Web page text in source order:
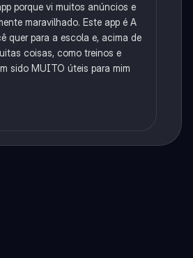
porque vi muitos anúncios e
maravilhado. Este app é A
quer para a escola e, acima de
coisas, como treinos e
sido MUITO úteis para mim